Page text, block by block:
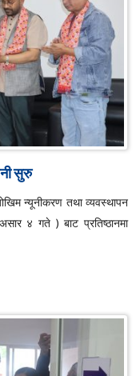
सुरु
न्यूनीकरण तथा व्यवस्थापन
४ गते ) बाट प्रतिष्ठानमा